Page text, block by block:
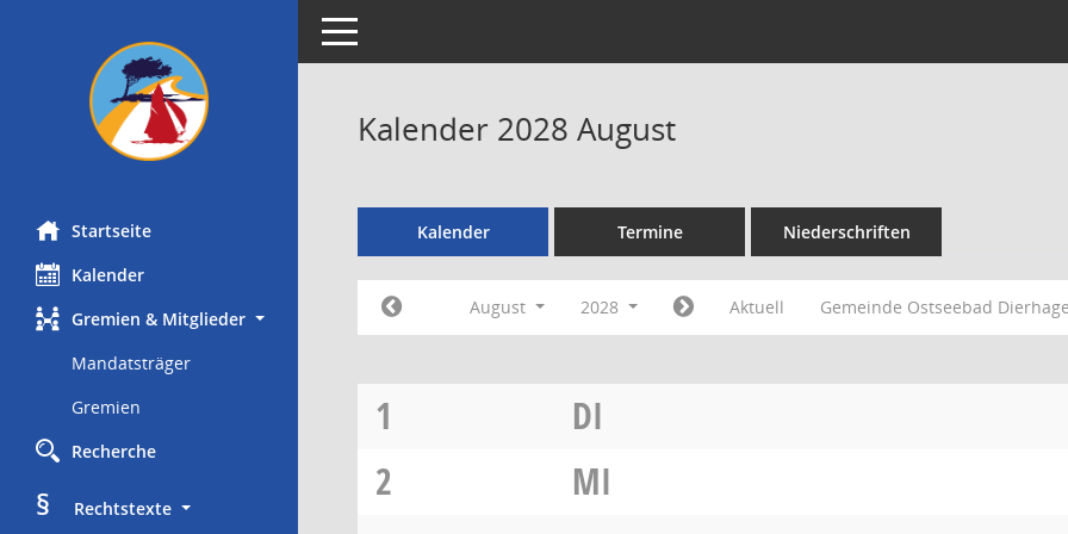
Startseite
Kalender
Gremien & Mitglieder
Mandatsträger
Gremien
Recherche
§
     Rechtstexte
Toggle navigation
Kalender 2028 August
Kalender Termine Niederschriften
August 2028 Aktuell Gemeinde Ostseebad
1
DI
2
MI